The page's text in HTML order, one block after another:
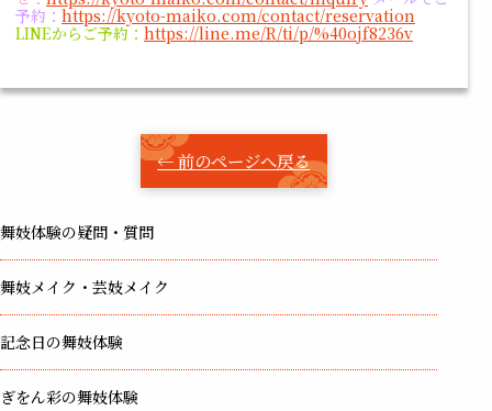
舞妓体験の疑問・質問
舞妓メイク・芸妓メイク
記念日の舞妓体験
ぎをん彩の舞妓体験
予約： https://kyoto-maiko.com/contact/reservation
LINEからご予約： https://line.me/R/ti/p/%40ojf8236v
← 前のページへ戻る